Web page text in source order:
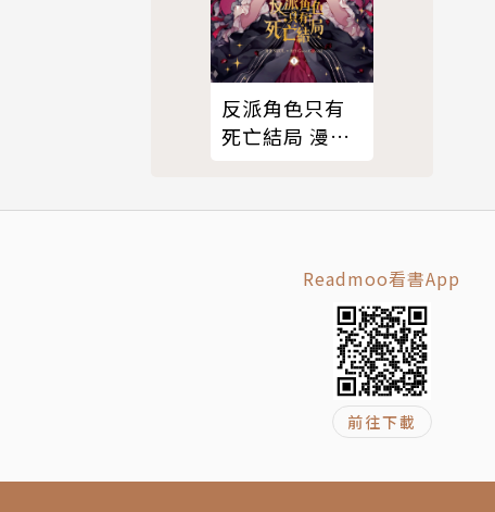
反派角色只有
死亡結局 漫畫
Readmoo看書App
前往下載